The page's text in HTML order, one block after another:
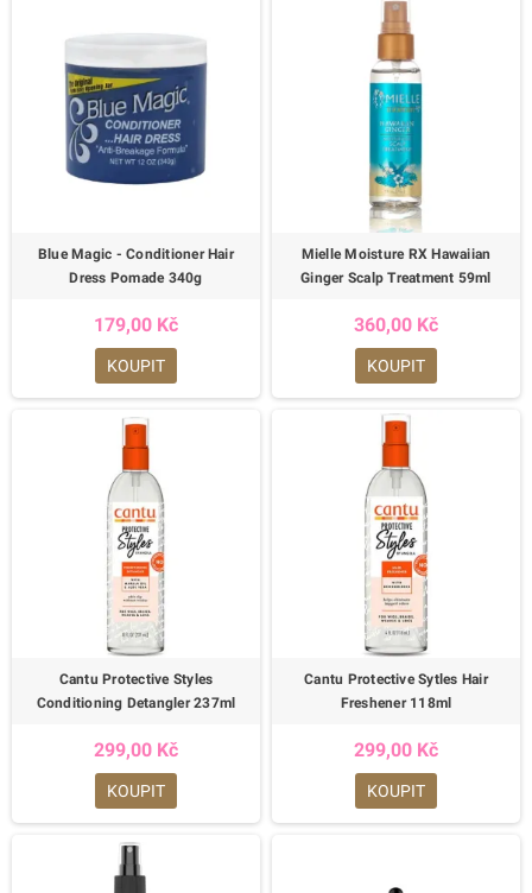
Blue Magic - Conditioner Hair
Dress Pomade 340g
179,00 Kč
KOUPIT
Mielle Moisture RX Hawaiian
Ginger Scalp Treatment 59ml
360,00 Kč
KOUPIT
Cantu Protective Styles
Conditioning Detangler 237ml
299,00 Kč
KOUPIT
Cantu Protective Sytles Hair
Freshener 118ml
299,00 Kč
KOUPIT